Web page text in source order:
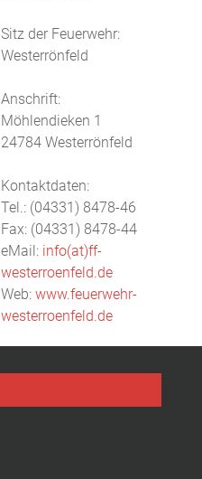
Sitz der Feuerwehr:
Westerrönfeld
Anschrift:
Möhlendieken 1
24784 Westerrönfeld
Kontaktdaten:
Tel.: (04331) 8478-46
Fax: (04331) 8478-44
eMail: info(at)ff-
westerroenfeld.de
Web: www.feuerwehr-
westerroenfeld.de